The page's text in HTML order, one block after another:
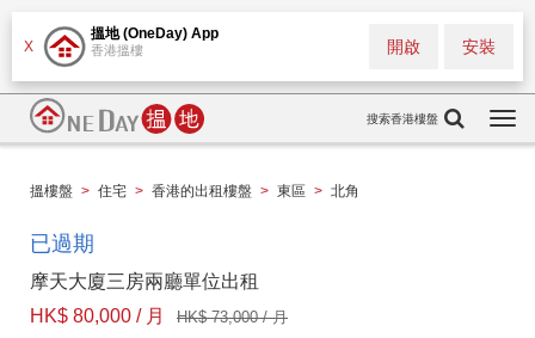
X
搵地 (OneDay) App
香港搵樓 安裝
開啟
搜索香港樓盤
搵樓盤 > 住宅 > 香港的出租樓盤 > 東區 > 北角
已過期
摩天大廈三房兩廳單位出租
HK$ 80,000 / 月
HK$ 73,000 / 月